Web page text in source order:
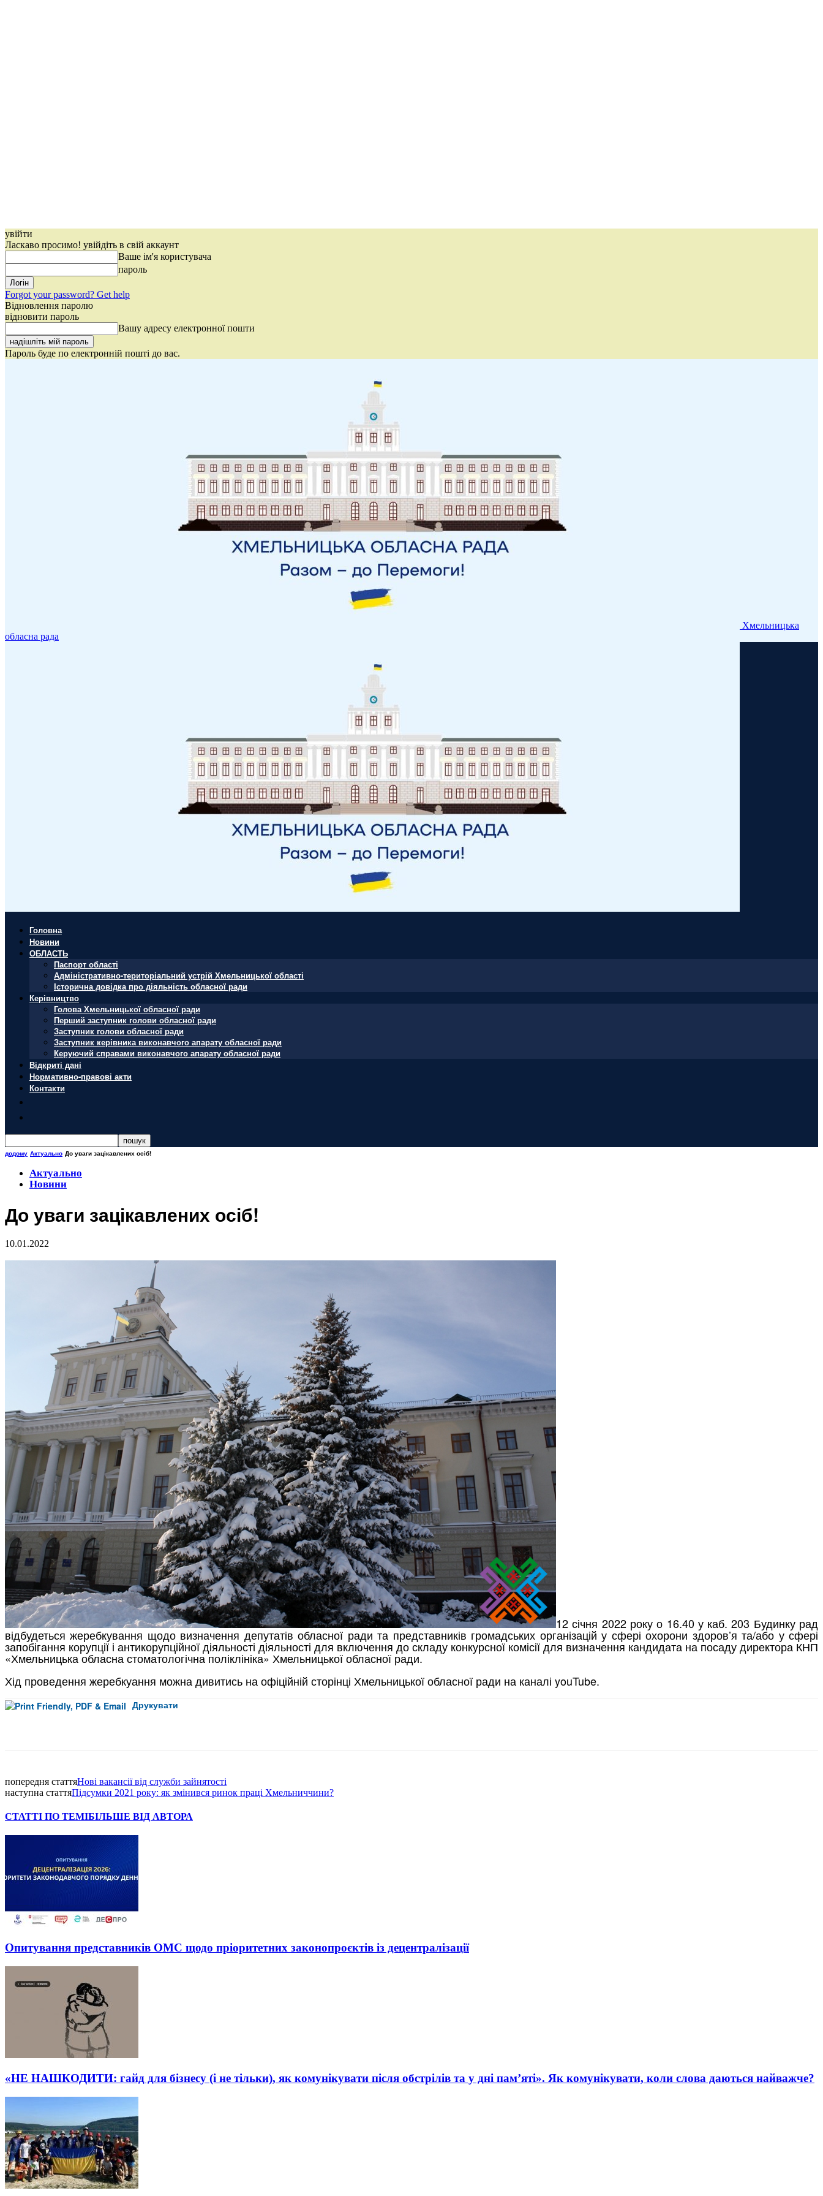
увійти
Ласкаво просимо! увійдіть в свій аккаунт
Ваше ім'я користувача
пароль
Forgot your password? Get help
Відновлення паролю
відновити пароль
Вашу адресу електронної пошти
Пароль буде по електронній пошті до вас.
Хмельницька
обласна рада
Головна
Новини
ОБЛАСТЬ
Паспорт області
Адміністративно-територіальний устрій Хмельницької області
Історична довідка про діяльність обласної ради
Керівництво
Голова Хмельницької обласної ради
Перший заступник голови обласної ради
Заступник голови обласної ради
Заступник керівника виконавчого апарату обласної ради
Керуючий справами виконавчого апарату обласної ради
Відкриті дані
Нормативно-правові акти
Контакти
додому Актуально До уваги зацікавлених осіб!
Актуально
Новини
До уваги зацікавлених осіб!
10.01.2022
12 січня 2022 року о 16.40 у каб. 203 Будинку рад
відбудеться жеребкування щодо визначення депутатів обласної ради та представників громадських організацій у сфері охорони здоров’я та/або у сфері
запобігання корупції і антикорупційної діяльності діяльності для включення до складу конкурсної комісії для визначення кандидата на посаду директора КНП
«Хмельницька обласна стоматологічна поліклініка» Хмельницької обласної ради.
Хід проведення жеребкуання можна дивитись на офіційній сторінці Хмельницької обласної ради на каналі youTube.
Друкувати
попередня статтяНові вакансії від служби зайнятості
наступна статтяПідсумки 2021 року: як змінився ринок праці Хмельниччини?
СТАТТІ ПО ТЕМІБІЛЬШЕ ВІД АВТОРА
Опитування представників ОМС щодо пріоритетних законопроєктів із децентралізації
«НЕ НАШКОДИТИ: гайд для бізнесу (і не тільки), як комунікувати після обстрілів та у дні пам’яті». Як комунікувати, коли слова даються найважче?